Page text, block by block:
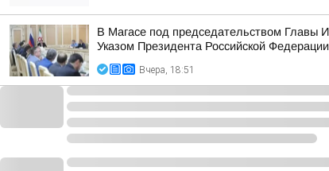
В Магасе под председательством Главы
Указом Президента Российской Федерации
Вчера, 18:51